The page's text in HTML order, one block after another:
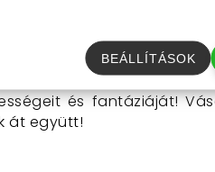
helyezz két AA
hogy a tank robottá
gombbal még táncra is
és fantáziáját!
át együtt!
BEÁLLÍTÁSOK